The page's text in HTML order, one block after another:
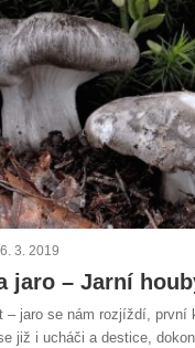
3. 2019
jaro – Jarní
– jaro se nám rozjíždí, první
již i ucháči a destice,